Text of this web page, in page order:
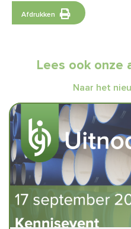
Afdrukken
Lees ook onze
Naar het